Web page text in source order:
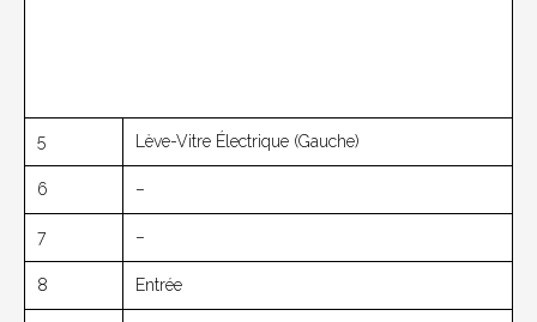
5 Lève-Vitre Électrique (gauche)
6 –
7 –
8 Entrée